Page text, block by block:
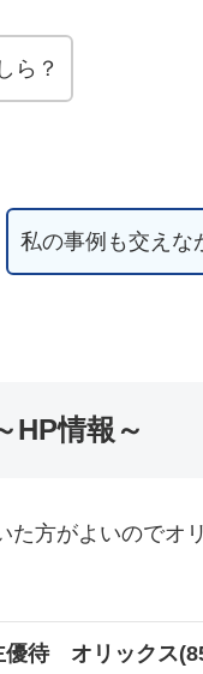
ら？
私の事例も交えな
情報～
方がよいのでオ
優待 オリックス